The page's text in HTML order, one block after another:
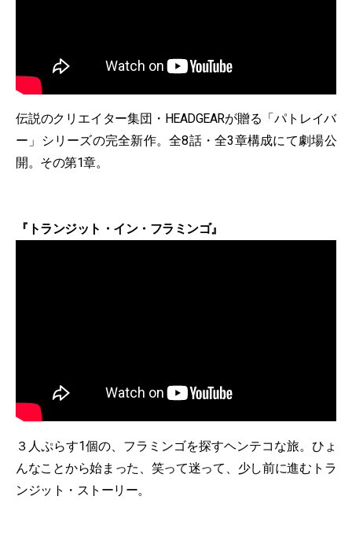
伝説のクリエイター集団・HEADGEARが贈る「パトレイバ
ー」シリーズの完全新作。全8話・全3章構成にて劇場公
開。その第1章。
『トランジット・イン・フラミンゴ』
３人ぷらす1個の、フラミンゴを探すヘンテコな旅。ひょ
んなことから始まった、笑って迷って、少し前に進むトラ
ンジット・ストーリー。